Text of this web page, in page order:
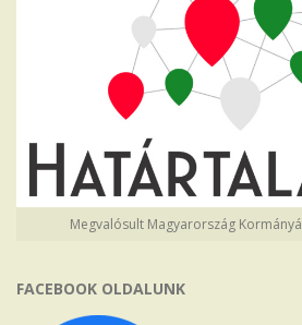
Megvalósult Magyarország
FACEBOOK OLDALUNK